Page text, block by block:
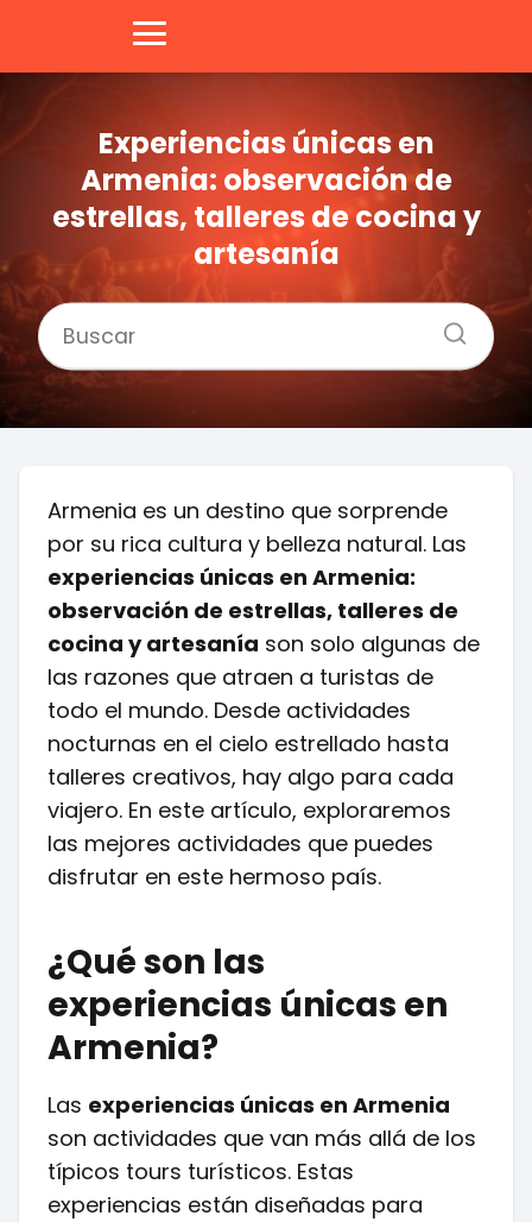
Experiencias únicas en
Armenia: observación de
estrellas, talleres de cocina y
artesanía
Armenia es un destino que sorprende
por su rica cultura y belleza natural. Las
experiencias únicas en Armenia:
observación de estrellas, talleres de
cocina y artesanía son solo algunas de
las razones que atraen a turistas de
todo el mundo. Desde actividades
nocturnas en el cielo estrellado hasta
talleres creativos, hay algo para cada
viajero. En este artículo, exploraremos
las mejores actividades que puedes
disfrutar en este hermoso país.
¿Qué son las
experiencias únicas en
Armenia?
Las experiencias únicas en Armenia
son actividades que van más allá de los
típicos tours turísticos. Estas
experiencias están diseñadas para